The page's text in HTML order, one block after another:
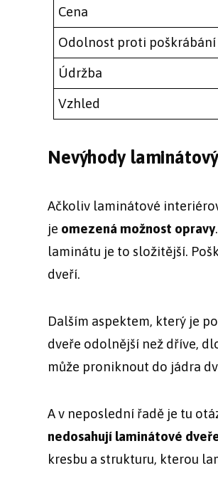
Cena
Odolnost proti poškrábání
Údržba
Vzhled
Nevýhody
Ačkoliv laminátové
je omezená možnost opravy
laminátu je to složitější.
dveří.
Dalším aspektem, který je
dveře odolnější než dříve,
může proniknout do jádra
A v neposlední řadě je tu
nedosahují laminátové
kresbu a strukturu, kterou